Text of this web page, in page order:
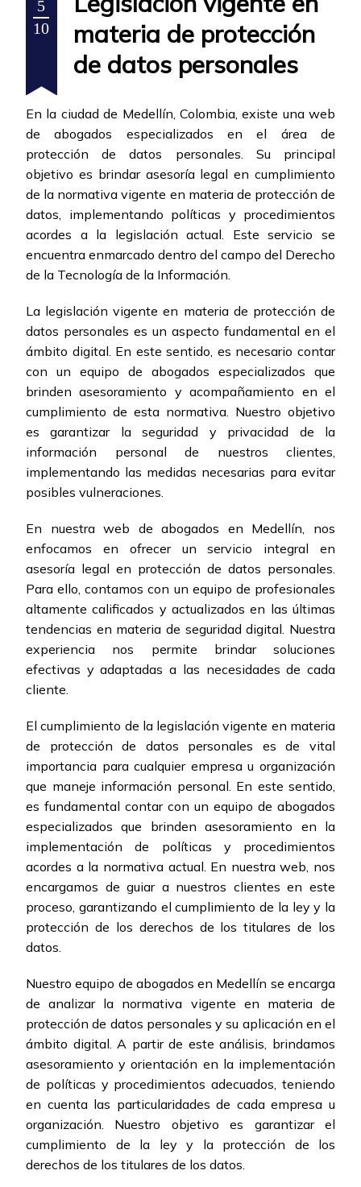
5
10
materia de protección
de datos personales
En la ciudad de Medellín, Colombia, existe una web
de abogados especializados en el área de
protección de datos personales. Su principal
objetivo es brindar asesoría legal en cumplimiento
de la normativa vigente en materia de protección de
datos, implementando políticas y procedimientos
acordes a la legislación actual. Este servicio se
encuentra enmarcado dentro del campo del Derecho
de la Tecnología de la Información.
La legislación vigente en materia de protección de
datos personales es un aspecto fundamental en el
ámbito digital. En este sentido, es necesario contar
con un equipo de abogados especializados que
brinden asesoramiento y acompañamiento en el
cumplimiento de esta normativa. Nuestro objetivo
es garantizar la seguridad y privacidad de la
información personal de nuestros clientes,
implementando las medidas necesarias para evitar
posibles vulneraciones.
En nuestra web de abogados en Medellín, nos
enfocamos en ofrecer un servicio integral en
asesoría legal en protección de datos personales.
Para ello, contamos con un equipo de profesionales
altamente calificados y actualizados en las últimas
tendencias en materia de seguridad digital. Nuestra
experiencia nos permite brindar soluciones
efectivas y adaptadas a las necesidades de cada
cliente.
El cumplimiento de la legislación vigente en materia
de protección de datos personales es de vital
importancia para cualquier empresa u organización
que maneje información personal. En este sentido,
es fundamental contar con un equipo de abogados
especializados que brinden asesoramiento en la
implementación de políticas y procedimientos
acordes a la normativa actual. En nuestra web, nos
encargamos de guiar a nuestros clientes en este
proceso, garantizando el cumplimiento de la ley y la
protección de los derechos de los titulares de los
datos.
Nuestro equipo de abogados en Medellín se encarga
de analizar la normativa vigente en materia de
protección de datos personales y su aplicación en el
ámbito digital. A partir de este análisis, brindamos
asesoramiento y orientación en la implementación
de políticas y procedimientos adecuados, teniendo
en cuenta las particularidades de cada empresa u
organización. Nuestro objetivo es garantizar el
cumplimiento de la ley y la protección de los
derechos de los titulares de los datos.